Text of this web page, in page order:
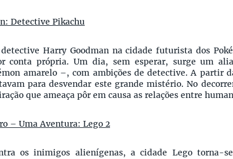
Detective Pikachu
Harry Goodman na cidade futurista dos
conta própria. Um dia, sem esperar, surge um
amarelo –, com ambições de detective. A partir
para desvendar este grande mistério. No
que ameaça pôr em causa as relações entre
– Uma Aventura: Lego 2
os inimigos alienígenas, a cidade Lego torna-